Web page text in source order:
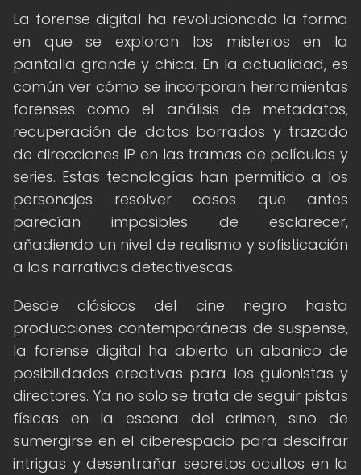
La forense digital ha revolucionado la forma
en que se exploran los misterios en la
pantalla grande y chica. En la actualidad, es
común ver cómo se incorporan herramientas
forenses como el análisis de metadatos,
recuperación de datos borrados y trazado
de direcciones IP en las tramas de películas y
series. Estas tecnologías han permitido a los
personajes resolver casos que antes
parecían imposibles de esclarecer,
añadiendo un nivel de realismo y sofisticación
a las narrativas detectivescas.
Desde clásicos del cine negro hasta
producciones contemporáneas de suspense,
la forense digital ha abierto un abanico de
posibilidades creativas para los guionistas y
directores. Ya no solo se trata de seguir pistas
físicas en la escena del crimen, sino de
sumergirse en el ciberespacio para descifrar
intrigas y desentrañar secretos ocultos en la